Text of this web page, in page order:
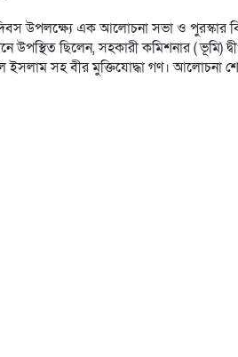
উপলক্ষ্যে এক আলোচনা সভা ও পুরস্কার
উপস্থিত ছিলেন, সহকারী কমিশনার ( ভূমি)
ইসলাম সহ বীর মুক্তিযোদ্ধা গণ। আলোচনা